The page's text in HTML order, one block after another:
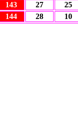
143 27
25
144 28 10